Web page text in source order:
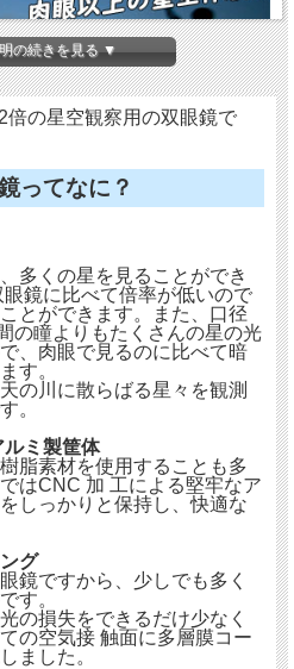
の続きを見る ▼
の星空観察用の双眼鏡で
ってなに？
多くの星を見ることができ
鏡に比べて倍率が低いので
とができます。また、口径
の瞳よりもたくさんの星の光
、肉眼で見るのに比べて暗
す。
の川に散らばる星々を観測
。
ミ製筐体
脂素材を使用することも多
はCNC 加 工による堅牢なア
しっかりと保持し、快適な
グ
鏡ですから、少しでも多く
す。
の損失をできるだけ少なく
の空気接 触面に多層膜コー
ました。